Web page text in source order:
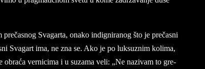
Svag­ar­ta, ona­ko in­dig­ni­ra­nog što je prečasni
Svag­art ima, ne zna se. Ako je po luk­su­znim ko­li­ma,
obraća ver­ni­cima i u su­za­ma veli: „Ne na­zi­vam to gre­